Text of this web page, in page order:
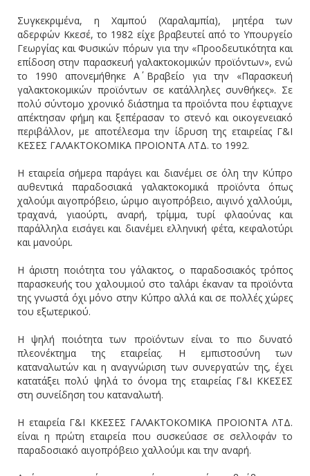
Συγκεκριμένα, η Χαμπού (Χαραλαμπία), μητέρα των
αδερφών Κκεσέ, το 1982 είχε βραβευτεί από το Υπουργείο
Γεωργίας και Φυσικών πόρων για την «Προοδευτικότητα και
επίδοση στην παρασκευή γαλακτοκομικών προϊόντων», ενώ
το 1990 απονεμήθηκε Α΄ Βραβείο για την «Παρασκευή
γαλακτοκομικών προϊόντων σε κατάλληλες συνθήκες». Σε
πολύ σύντομο χρονικό διάστημα τα προϊόντα που έφτιαχνε
απέκτησαν φήμη και ξεπέρασαν το στενό και οικογενειακό
περιβάλλον, με αποτέλεσμα την ίδρυση της εταιρείας Γ&Ι
ΚΕΣΕΣ ΓΑΛΑΚΤΟΚΟΜΙΚΑ ΠΡΟΙΟΝΤΑ ΛΤΔ. το 1992.
Η εταιρεία σήμερα παράγει και διανέμει σε όλη την Κύπρο
αυθεντικά παραδοσιακά γαλακτοκομικά προϊόντα όπως
χαλούμι αιγοπρόβειο, ώριμο αιγοπρόβειο, αιγινό χαλλούμι,
τραχανά, γιαούρτι, αναρή, τρίμμα, τυρί φλαούνας και
παράλληλα εισάγει και διανέμει ελληνική φέτα, κεφαλοτύρι
και μανούρι.
Η άριστη ποιότητα του γάλακτος, ο παραδοσιακός τρόπος
παρασκευής του χαλουμιού στο ταλάρι έκαναν τα προϊόντα
της γνωστά όχι μόνο στην Κύπρο αλλά και σε πολλές χώρες
του εξωτερικού.
Η ψηλή ποιότητα των προϊόντων είναι το πιο δυνατό
πλεονέκτημα της εταιρείας. Η εμπιστοσύνη των
καταναλωτών και η αναγνώριση των συνεργατών της, έχει
κατατάξει πολύ ψηλά το όνομα της εταιρείας Γ&Ι ΚΚΕΣΕΣ
στη συνείδηση του καταναλωτή.
Η εταιρεία Γ&Ι ΚΚΕΣΕΣ ΓΑΛΑΚΤΟΚΟΜΙΚΑ ΠΡΟΙΟΝΤΑ ΛΤΔ.
είναι η πρώτη εταιρεία που συσκεύασε σε σελλοφάν το
παραδοσιακό αιγοπρόβειο χαλλούμι και την αναρή.